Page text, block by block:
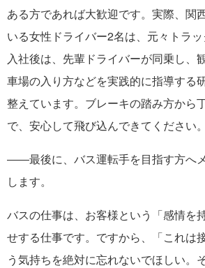
ある方であれば大歓迎です。実際、関
いる女性ドライバー2名は、元々トラッ
入社後は、先輩ドライバーが同乗し、
車場の入り方などを実践的に指導する
整えています。ブレーキの踏み方から
で、安心して飛び込んできてください。
――最後に、バス運転手を目指す方へ
します。
バスの仕事は、お客様という「感情を
せする仕事です。ですから、「これは
う気持ちを絶対に忘れないでほしい。